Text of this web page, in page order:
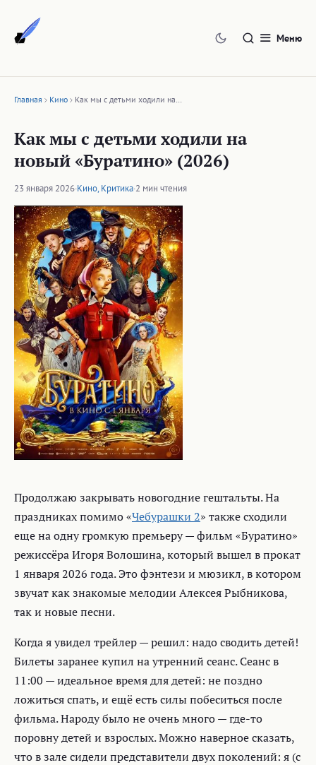
содержимому
Меню
Главная Кино Как мы с детьми ходили на…
Как мы с детьми ходили на
новый «Буратино» (2026)
23 января 2026·Кино, Критика·2 мин чтения
Продолжаю закрывать новогодние гештальты. На
праздниках помимо «Чебурашки 2» также сходили
еще на одну громкую премьеру — фильм «Буратино»
режиссёра Игоря Волошина, который вышел в прокат
1 января 2026 года. Это фэнтези и мюзикл, в котором
звучат как знакомые мелодии Алексея Рыбникова,
так и новые песни.
Когда я увидел трейлер — решил: надо сводить детей!
Билеты заранее купил на утренний сеанс. Сеанс в
11:00 — идеальное время для детей: не поздно
ложиться спать, и ещё есть силы побеситься после
фильма. Народу было не очень много — где-то
поровну детей и взрослых. Можно наверное сказать,
что в зале сидели представители двух поколений: я (с